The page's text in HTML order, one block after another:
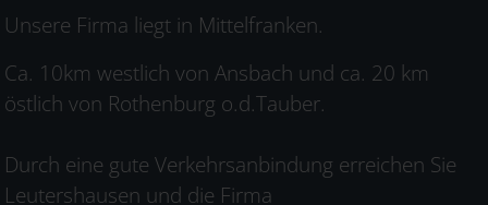
Unsere Firma liegt in Mittelfranken.
Ca. 10km westlich von Ansbach und ca. 20 km
östlich von Rothenburg o.d.Tauber.
Durch eine gute Verkehrsanbindung erreichen Sie
Leutershausen und die Firma